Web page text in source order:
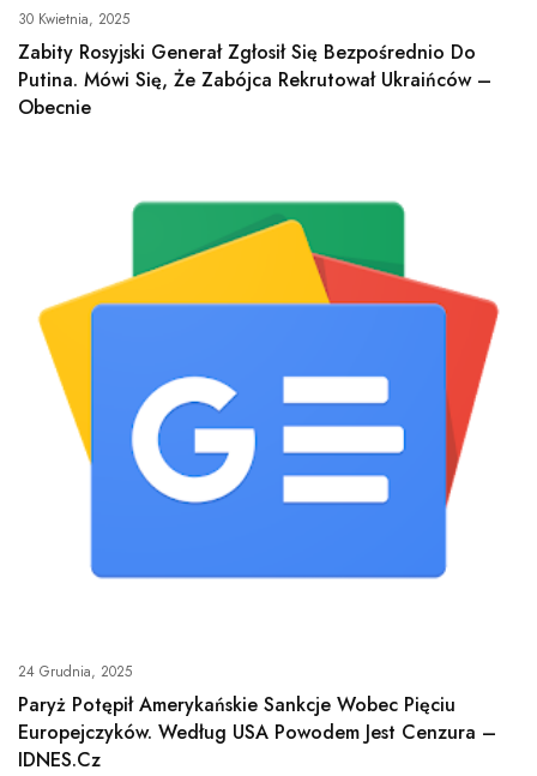
30 Kwietnia, 2025
Zabity Rosyjski Generał Zgłosił Się Bezpośrednio Do
Putina. Mówi Się, Że Zabójca Rekrutował Ukraińców –
Obecnie
24 Grudnia, 2025
Paryż Potępił Amerykańskie Sankcje Wobec Pięciu
Europejczyków. Według USA Powodem Jest Cenzura –
IDNES.cz